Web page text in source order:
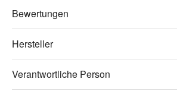
Bewertungen
Hersteller
Verantwortliche Person